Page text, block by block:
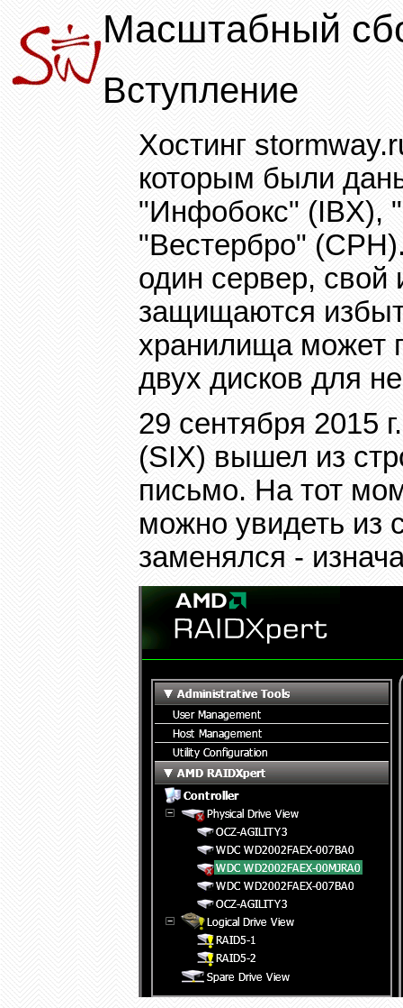
Масштабный
Вступление
Хостинг
которым были
"Инфобокс" (IBX),
"Вестербро" (
один сервер,
защищаются
хранилища может
двух дисков для
29 сентября 2015
(SIX) вышел из
письмо. На тот
можно увидеть из
заменялся -